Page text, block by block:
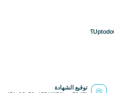
توقيع الشهادة